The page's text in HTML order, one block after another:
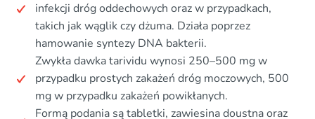
infekcji dróg oddechowych oraz w przypadkach,
takich jak wąglik czy dżuma. Działa poprzez
hamowanie syntezy DNA bakterii.
Zwykła dawka tarividu wynosi 250–500 mg w
przypadku prostych zakażeń dróg moczowych, 500
mg w przypadku zakażeń powikłanych.
Formą podania są tabletki, zawiesina doustna oraz